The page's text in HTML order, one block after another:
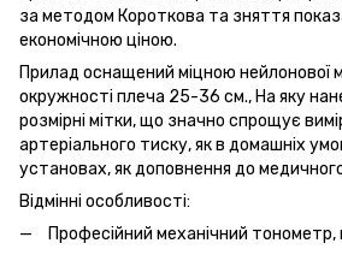
за методом Короткова та зняття
економічною ціною.
Прилад оснащений міцною нейлонової
окружності плеча 25-36 см., На яку
розмірні мітки, що значно спрощує
артеріального тиску, як в домашніх
установах, як доповнення до
Відмінні особливості:
Професійний механічний тонометр,